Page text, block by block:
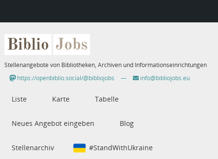
Biblio Jobs
Stellenangebote von Bibliotheken, Archiven und Informationseinrichtungen
https://openbiblio.social/@bibliojobs
— info@bibliojobs.eu
Liste Karte Tabelle
Neues Angebot eingeben Blog
Stellenarchiv #StandWithUkraine